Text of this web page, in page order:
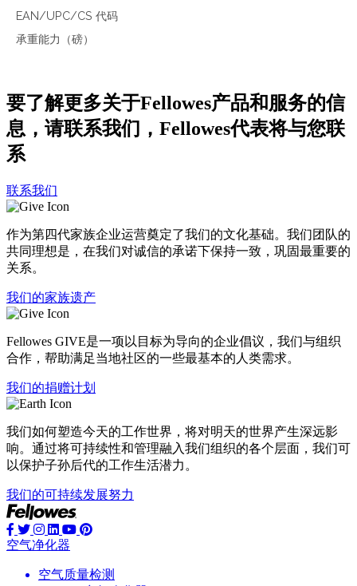
EAN/UPC/CS 代码
承重能力（磅）
要了解更多关于Fellowes产品和服务的信
息，请联系我们，Fellowes代表将与您联
系
联系我们
作为第四代家族企业运营奠定了我们的文化基础。我们团队的
共同理想是，在我们对诚信的承诺下保持一致，巩固最重要的
关系。
我们的家族遗产
Fellowes GIVE是一项以目标为导向的企业倡议，我们与组织
合作，帮助满足当地社区的一些最基本的人类需求。
我们的捐赠计划
我们如何塑造今天的工作世界，将对明天的世界产生深远影
响。通过将可持续性和管理融入我们组织的各个层面，我们可
以保护子孙后代的工作生活潜力。
我们的可持续发展努力
空气净化器
空气质量检测